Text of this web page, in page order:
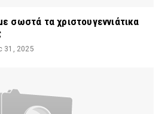
σωστά τα χριστουγεννιάτικα
31, 2025